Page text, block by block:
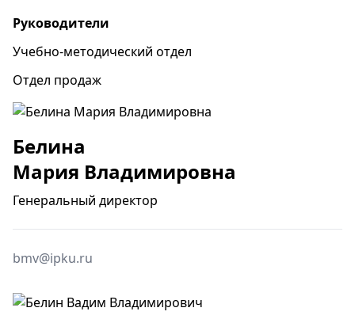
Руководители
Учебно-методический отдел
Отдел продаж
Белина
Мария Владимировна
Генеральный директор
bmv@ipku.ru